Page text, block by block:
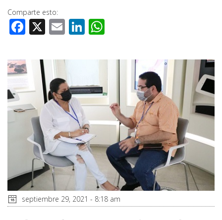
Comparte esto:
Facebook
X EmailLinkedIn
septiembre 29, 2021 - 8:18 am